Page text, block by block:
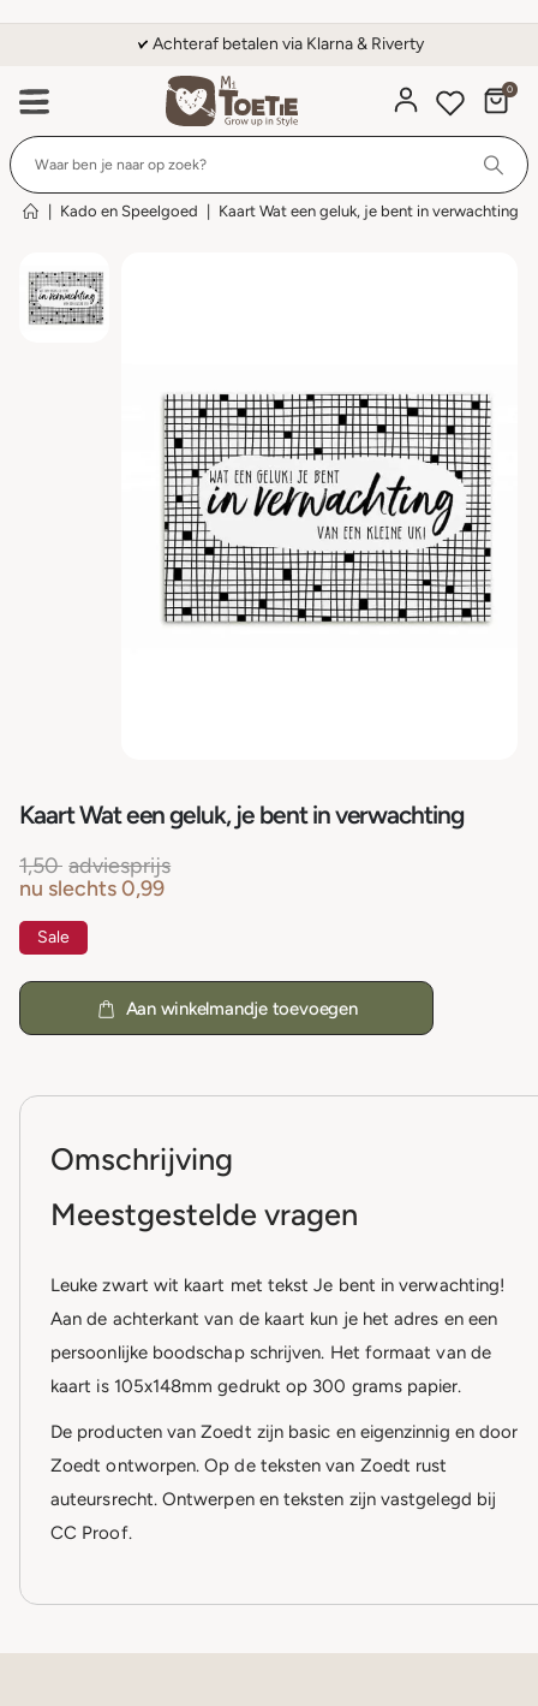
Achteraf betalen via Klarna & Riverty
0
Kado en Speelgoed Kaart Wat een geluk, je bent in verwachting
Kaart Wat een geluk, je bent in verwachting
1,50 adviesprijs
nu slechts0,99
Sale
Aan winkelmandje toevoegen
Omschrijving
Meestgestelde vragen
Leuke zwart wit kaart met tekst Je bent in verwachting!
Aan de achterkant van de kaart kun je het adres en een
persoonlijke boodschap schrijven. Het formaat van de
kaart is 105x148mm gedrukt op 300 grams papier.
De producten van Zoedt zijn basic en eigenzinnig en door
Zoedt ontworpen. Op de teksten van Zoedt rust
auteursrecht. Ontwerpen en teksten zijn vastgelegd bij
CC Proof.